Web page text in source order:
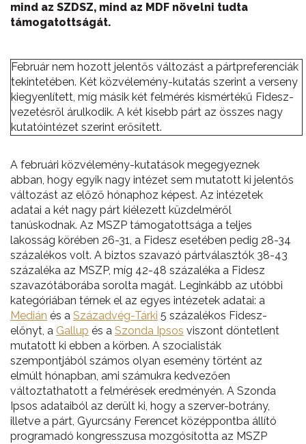
mind az SZDSZ, mind az MDF növelni tudta
támogatottságát.
Február nem hozott jelentős változást a pártpreferenciák
tekintetében. Két közvélemény-kutatás szerint a verseny
kiegyenlített, míg másik két felmérés kismértékű Fidesz-
vezetésről árulkodik. A két kisebb párt az összes nagy
kutatóintézet szerint erősített.
A februári közvélemény-kutatások megegyeznek
abban, hogy egyik nagy intézet sem mutatott ki jelentős
változást az előző hónaphoz képest. Az intézetek
adatai a két nagy párt kiélezett küzdelméről
tanúskodnak. Az MSZP támogatottsága a teljes
lakosság körében 26-31, a Fidesz esetében pedig 28-34
százalékos volt. A biztos szavazó pártválasztók 38-43
százaléka az MSZP, míg 42-48 százaléka a Fidesz
szavazótáborába sorolta magát. Leginkább az utóbbi
kategóriában térnek el az egyes intézetek adatai: a
Medián és a Századvég-Tárki 5 százalékos Fidesz-
előnyt, a Gallup és a Szonda Ipsos viszont döntetlent
mutatott ki ebben a körben. A szocialisták
szempontjából számos olyan esemény történt az
elmúlt hónapban, ami számukra kedvezően
változtathatott a felmérések eredményén. A Szonda
Ipsos adataiból az derült ki, hogy a szerver-botrány,
illetve a párt, Gyurcsány Ferencet középpontba állító
programadó kongresszusa mozgósította az MSZP